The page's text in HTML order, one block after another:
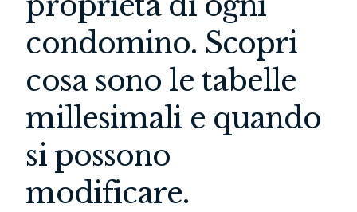
condomino. Scopri
cosa sono le tabelle
millesimali e quando
si possono
modificare.